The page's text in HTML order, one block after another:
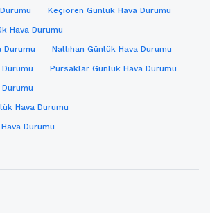
Keçiören Günlük Hava Durumu
Hava Durumu
Durumu
Nallıhan Günlük Hava Durumu
Pursaklar Günlük Hava Durumu
Hava Durumu
Durumu